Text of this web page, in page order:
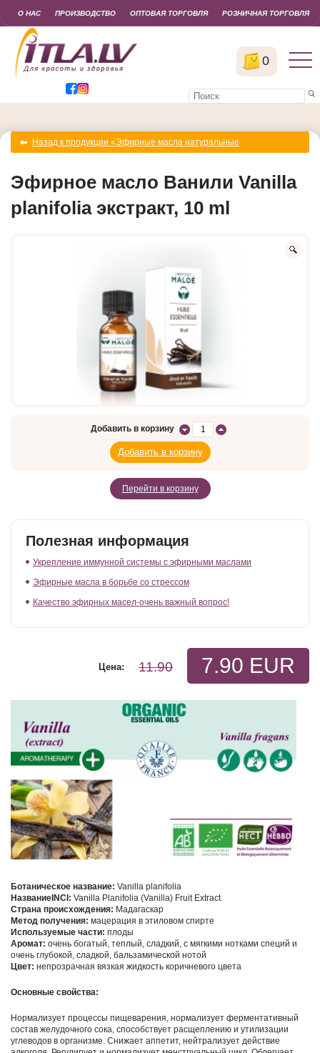
0
О НАС ПРОИЗВОДСТВО ОПТОВАЯ ТОРГОВЛЯ РОЗНИЧНАЯ ТОРГОВЛЯ
Назад к продукции «Эфирные масла натуральные
Эфирное масло Ванили Vanilla
planifolia экстракт, 10 ml
Добавить в корзину
Перейти в корзину
Полезная информация
Укрепление иммунной системы с эфирными маслами
Эфирные масла в борьбе со стрессом
Качество эфирных масел-очень важный вопрос!
7.90 EUR
11.90
Цена:
Ботаническое название: Vanilla planifolia
НазваниеINCI: Vanilla Planifolia (Vanilla) Fruit Extract
Страна происхождения: Мадагаскар
Метод получения: мацерация в этиловом спирте
Используемые части: плоды
Аромат: очень богатый, теплый, сладкий, с мягкими нотками специй и
очень глубокой, сладкой, бальзамической нотой
Цвет: непрозрачная вязкая жидкость коричневого цвета
Основные свойства:
Нормализует процессы пищеварения, нормализует ферментативный
состав желудочного сока, способствует расщеплению и утилизации
углеводов в организме. Снижает аппетит, нейтрализует действие